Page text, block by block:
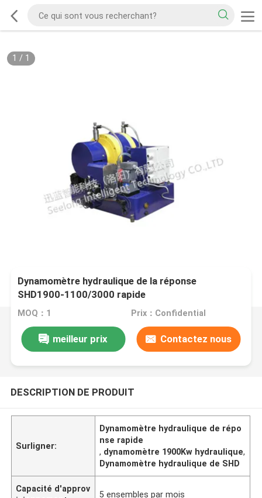
1 / 1
Dynamomètre hydraulique de la réponse
SHD1900-1100/3000 rapide
MOQ：1 Prix：Confidential
meilleur prix Contactez nous
DESCRIPTION DE PRODUIT
Surligner:
Dynamomètre hydraulique de répo
nse rapide
, dynamomètre 1900Kw hydraulique,
Dynamomètre hydraulique de SHD
Capacité d'approv
5 ensembles par mois